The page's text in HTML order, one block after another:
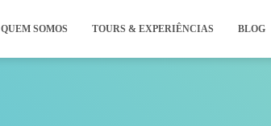
QUEM SOMOS TOURS & EXPERIÊNCIAS BLOG